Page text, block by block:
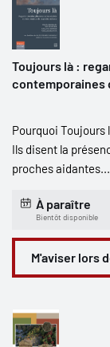
Toujours là :
contemporaines
Pourquoi Toujours
Ils disent la
proches aidantes...
À paraître
Bientôt disponible
M'aviser lors